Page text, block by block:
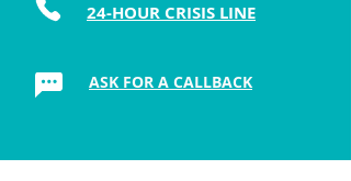
24-HOUR CRISIS LINE
ASK FOR A CALLBACK